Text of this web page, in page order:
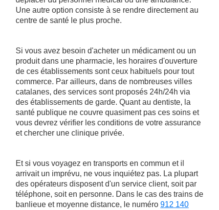
Une autre option consiste à se rendre directement au
centre de santé le plus proche.
Si vous avez besoin d'acheter un médicament ou un
produit dans une pharmacie, les horaires d'ouverture
de ces établissements sont ceux habituels pour tout
commerce. Par ailleurs, dans de nombreuses villes
catalanes, des services sont proposés 24h/24h via
des établissements de garde. Quant au dentiste, la
santé publique ne couvre quasiment pas ces soins et
vous devrez vérifier les conditions de votre assurance
et chercher une clinique privée.
Et si vous voyagez en transports en commun et il
arrivait un imprévu, ne vous inquiétez pas. La plupart
des opérateurs disposent d'un service client, soit par
téléphone, soit en personne. Dans le cas des trains de
banlieue et moyenne distance, le numéro 912 140